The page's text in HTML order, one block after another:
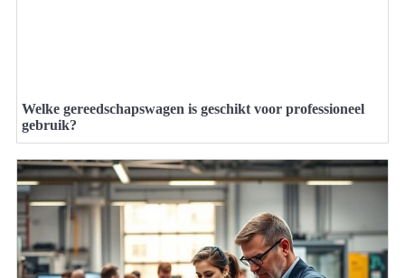
Welke gereedschapswagen is geschikt voor professioneel
gebruik?